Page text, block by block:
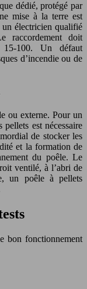
dédié, protégé par
mise à la terre est
un électricien qualifié
raccordement doit
100. Un défaut
d’incendie ou de
ou externe. Pour un
est nécessaire
de stocker les
et la formation de
du poêle. Le
ventilé, à l’abri de
un poêle à pellets
bon fonctionnement